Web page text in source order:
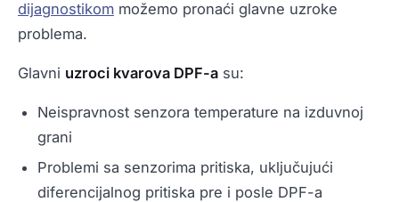
dijagnostikom možemo pronaći glavne uzroke
problema.
Glavni uzroci kvarova DPF-a su:
Neispravnost senzora temperature na izduvnoj
grani
Problemi sa senzorima pritiska, uključujući
diferencijalnog pritiska pre i posle DPF-a